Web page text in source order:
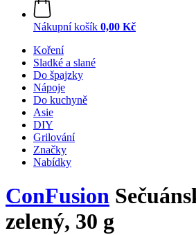
Nákupní košík 0,00 Kč
Koření
Sladké a slané
Do špajzky
Nápoje
Do kuchyně
Asie
DIY
Grilování
Značky
Nabídky
ConFusion
zelený, 30 g